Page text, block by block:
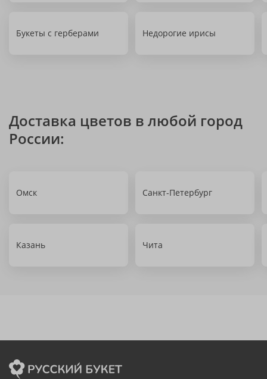
Букеты с герберами Недорогие ирисы
Доставка цветов в любой город
России:
Омск Санкт-Петербург
Казань Чита